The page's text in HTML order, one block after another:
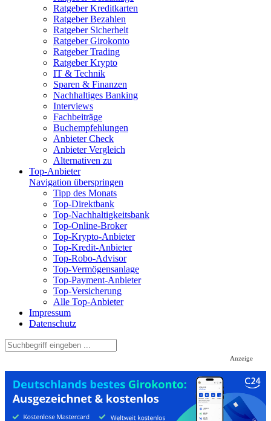
Ratgeber Kreditkarten
Ratgeber Bezahlen
Ratgeber Sicherheit
Ratgeber Girokonto
Ratgeber Trading
Ratgeber Krypto
IT & Technik
Sparen & Finanzen
Nachhaltiges Banking
Interviews
Fachbeiträge
Buchempfehlungen
Anbieter Check
Anbieter Vergleich
Alternativen zu
Top-Anbieter
Navigation überspringen
Tipp des Monats
Top-Direktbank
Top-Nachhaltigkeitsbank
Top-Online-Broker
Top-Krypto-Anbieter
Top-Kredit-Anbieter
Top-Robo-Advisor
Top-Vermögensanlage
Top-Payment-Anbieter
Top-Versicherung
Alle Top-Anbieter
Impressum
Datenschutz
Anzeige